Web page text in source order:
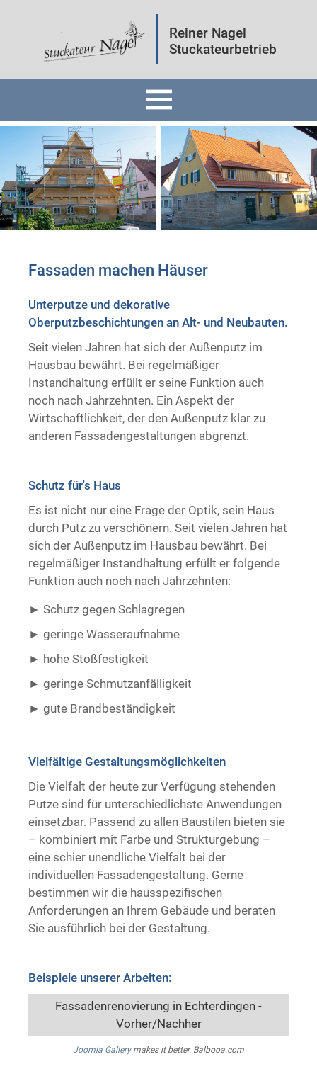
Reiner Nagel
Stuckateurbetrieb
Fassaden
Innenräume
Mineralputz
Wärmedämmung
Trockenausbau
Fassaden machen Häuser
Unterputze und dekorative
Oberputzbeschichtungen an Alt- und Neubauten.
Seit vielen Jahren hat sich der Außenputz im
Hausbau bewährt. Bei regelmäßiger
Instandhaltung erfüllt er seine Funktion auch
noch nach Jahrzehnten. Ein Aspekt der
Wirtschaftlichkeit, der den Außenputz klar zu
anderen Fassadengestaltungen abgrenzt.
Schutz für's Haus
Es ist nicht nur eine Frage der Optik, sein Haus
durch Putz zu verschönern. Seit vielen Jahren hat
sich der Außenputz im Hausbau bewährt. Bei
regelmäßiger Instandhaltung erfüllt er folgende
Funktion auch noch nach Jahrzehnten:
Schutz gegen Schlagregen
geringe Wasseraufnahme
hohe Stoßfestigkeit
geringe Schmutzanfälligkeit
gute Brandbeständigkeit ​ ​
Vielfältige Gestaltungsmöglichkeiten
Die Vielfalt der heute zur Verfügung stehenden
Putze sind für unterschiedlichste Anwendungen
einsetzbar. Passend zu allen Baustilen bieten sie
– kombiniert mit Farbe und Strukturgebung –
eine schier unendliche Vielfalt bei der
individuellen Fassadengestaltung. Gerne
bestimmen wir die hausspezifischen
Anforderungen an Ihrem Gebäude und beraten
Sie ausführlich bei der Gestaltung.
Beispiele unserer Arbeiten:
Fassadenrenovierung in Echterdingen -
Vorher/Nachher
Joomla Gallerymakes it better. Balbooa.com